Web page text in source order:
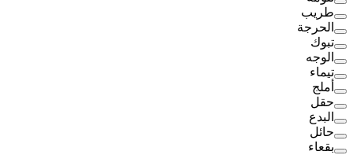
طريب
الحرجة
تبوك
الوجه
تيماء
أملج
حقل
البدع
حائل
بقعاء